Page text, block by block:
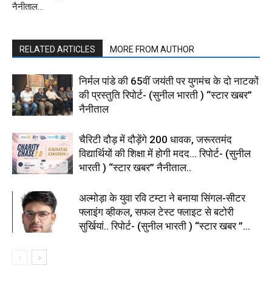
नैनीताल…
RELATED ARTICLES MORE FROM AUTHOR
निर्मल पांडे की 65वीं जयंती पर युगमंच के दो नाटकों
की प्रस्तुति रिपोर्ट- (सुनील भारती ) “स्टार खबर”
नैनीताल
चैरिटी दौड़ में दौड़ेंगे 200 धावक, जरूरतमंद
विद्यार्थियों की शिक्षा में होगी मदद… रिपोर्ट- (सुनील
भारती ) “स्टार खबर” नैनीताल..
अल्मोड़ा के युवा रवि टम्टा ने बनाया सिंगल-सीटर
फ्लाइंग व्हीकल, सफल टेस्ट फ्लाइट से बटोरी
सुर्खियां.. रिपोर्ट- (सुनील भारती ) “स्टार खबर ”...